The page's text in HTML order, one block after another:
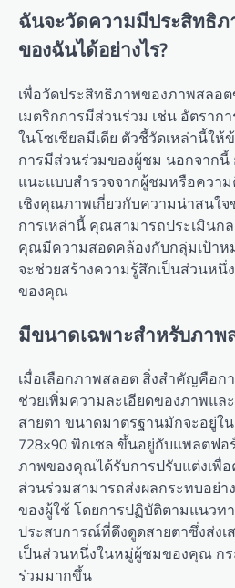
ฉันจะวัดความมีประสิทธิ
ของฉันได้อย่างไร?
เพื่อวัดประสิทธิภาพของภาพสลอ
เมตริกการมีส่วนร่วม เช่น อัตราก
ในโซเชียลมีเดีย ตัวชี้วัดเหล่านี้ใ
การมีส่วนร่วมของผู้ชม นอกจากนี้
แนะแบบสำรวจจากผู้ชมหรือควา
เชิงคุณภาพเกี่ยวกับความน่าสนใ
การเหล่านี้ คุณสามารถประเมินก
คุณมีความสอดคล้องกับกลุ่มเป้าห
จะช่วยสร้างความรู้สึกเป็นส่วนห
ของคุณ
มีขนาดเฉพาะสำหรับภาพ
เมื่อเลือกภาพสลอต สิ่งสำคัญคือก
ช่วยเพิ่มความละเอียดของภาพแล
สายตา ขนาดมาตรฐานมักจะอยู่ใ
728×90 พิกเซล ขึ้นอยู่กับแพลตฟอ
ภาพของคุณได้รับการปรับแต่งเพื่
ส่วนร่วมสามารถส่งผลกระทบอย่
ของผู้ใช้ โดยการปฏิบัติตามแนวท
ประสบการณ์ที่ดึงดูดสายตาซึ่งส่ง
เป็นส่วนหนึ่งในหมู่ผู้ชมของคุณ ก
ร่วมมากขึ้น